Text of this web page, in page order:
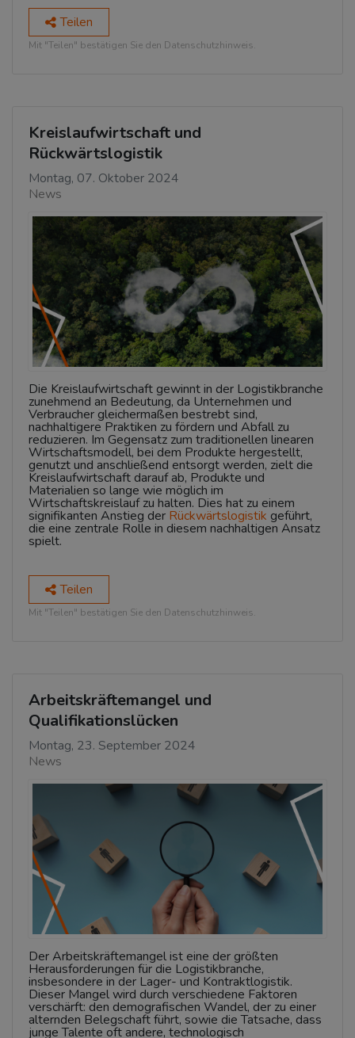
Teilen
Mit "Teilen" bestätigen Sie den Datenschutzhinweis.
Kreislaufwirtschaft und
Rückwärtslogistik
Montag, 07. Oktober 2024
News
Die Kreislaufwirtschaft gewinnt in der Logistikbranche
zunehmend an Bedeutung, da Unternehmen und
Verbraucher gleichermaßen bestrebt sind,
nachhaltigere Praktiken zu fördern und Abfall zu
reduzieren. Im Gegensatz zum traditionellen linearen
Wirtschaftsmodell, bei dem Produkte hergestellt,
genutzt und anschließend entsorgt werden, zielt die
Kreislaufwirtschaft darauf ab, Produkte und
Materialien so lange wie möglich im
Wirtschaftskreislauf zu halten. Dies hat zu einem
signifikanten Anstieg der Rückwärtslogistik geführt,
die eine zentrale Rolle in diesem nachhaltigen Ansatz
spielt.
Teilen
Mit "Teilen" bestätigen Sie den Datenschutzhinweis.
Arbeitskräftemangel und
Qualifikationslücken
Montag, 23. September 2024
News
Der Arbeitskräftemangel ist eine der größten
Herausforderungen für die Logistikbranche,
insbesondere in der Lager- und Kontraktlogistik.
Dieser Mangel wird durch verschiedene Faktoren
verschärft: den demografischen Wandel, der zu einer
alternden Belegschaft führt, sowie die Tatsache, dass
junge Talente oft andere, technologisch